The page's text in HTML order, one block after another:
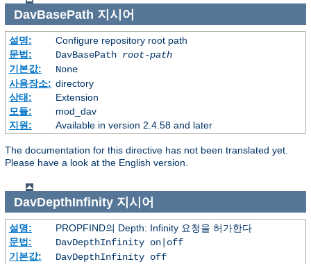
DavBasePath 지시어
설명:
Configure repository root path
문법:
DavBasePath root-path
기본값:
None
사용장소: directory
상태:
Extension
모듈:
mod_dav
지원:
Available in version 2.4.58 and later
The documentation for this directive has not been translated yet.
Please have a look at the English version.
DavDepthInfinity지시어
설명:
PROPFIND의 Depth: Infinity 요청을 허가한다
문법:
DavDepthInfinity on|off
기본값:
DavDepthInfinity off